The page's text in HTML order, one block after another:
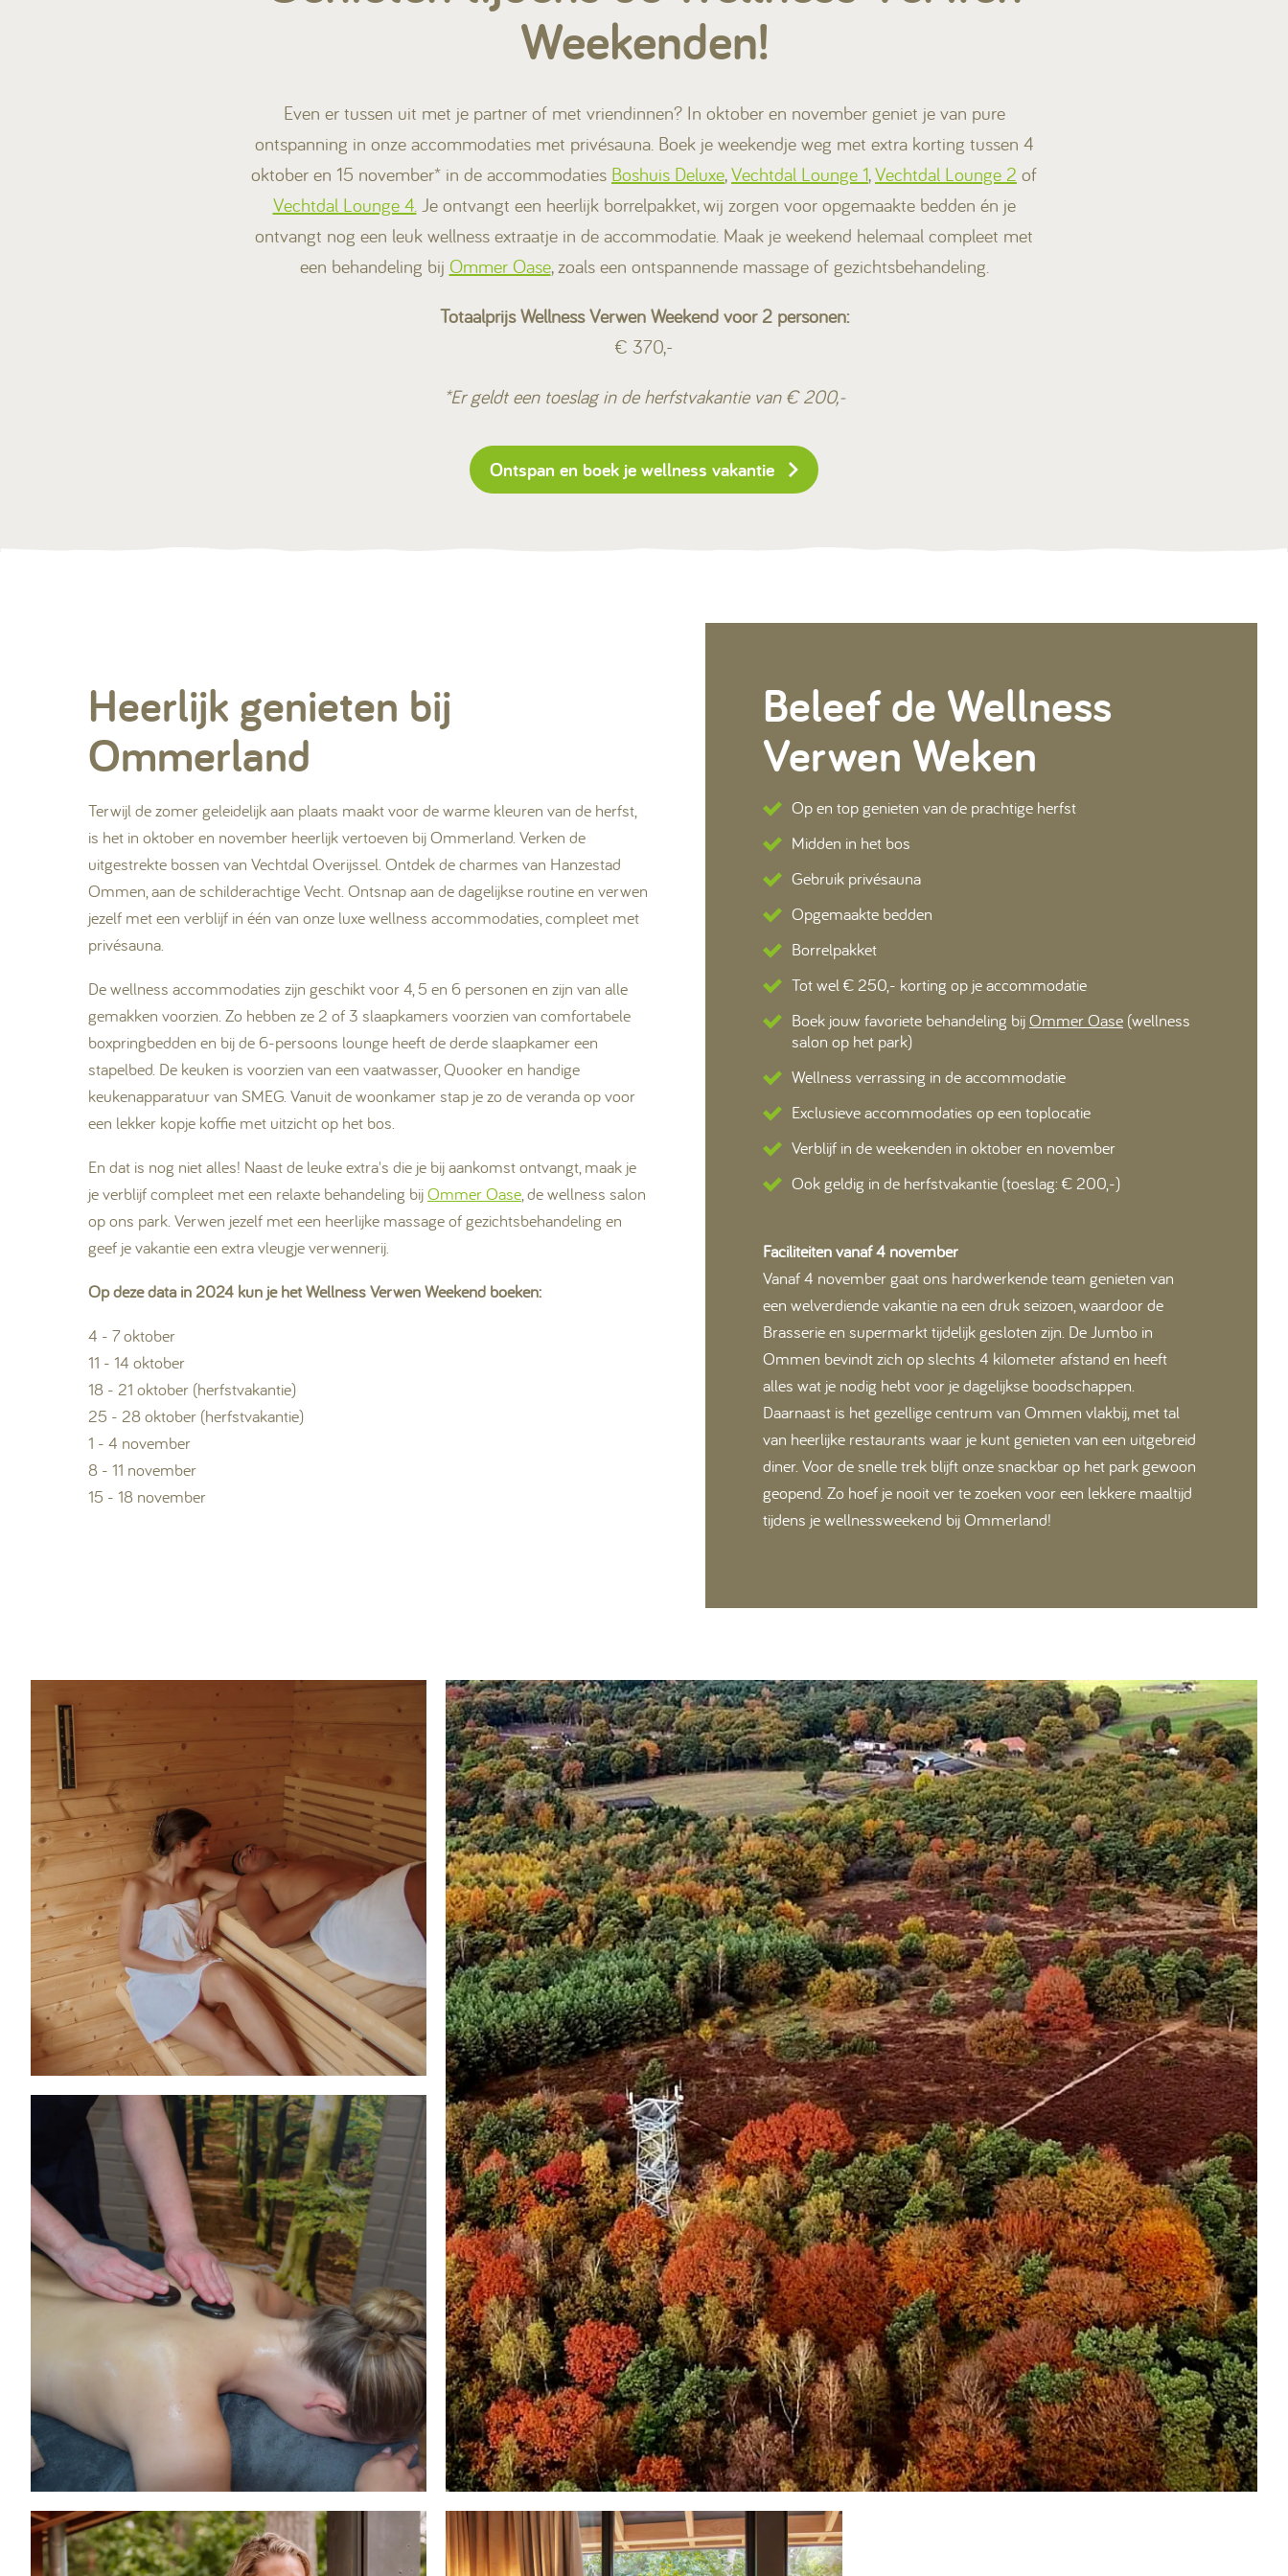
Weekenden!
Even er tussen uit met je partner of met vriendinnen? In oktober en november geniet je van pure
ontspanning in onze accommodaties met privésauna. Boek je weekendje weg met extra korting tussen 4
oktober en 15 november* in de accommodaties Boshuis Deluxe,Vechtdal Lounge 1,Vechtdal Lounge 2 of
Vechtdal Lounge 4.Je ontvangt een heerlijk borrelpakket, wij zorgen voor opgemaakte bedden én je
ontvangt nog een leuk wellness extraatje in de accommodatie. Maak je weekend helemaal compleet met
een behandeling bij Ommer Oase, zoals een ontspannende massage of gezichtsbehandeling.
Totaalprijs Wellness Verwen Weekend voor 2 personen:
€ 370,-
*Er geldt een toeslag in de herfstvakantie van € 200,-
Ontspan en boek je wellness vakantie
Heerlijk genieten bij
Ommerland
Terwijl de zomer geleidelijk aan plaats maakt voor de warme kleuren van de herfst,
is het in oktober en november heerlijk vertoeven bij Ommerland. Verken de
uitgestrekte bossen van Vechtdal Overijssel. Ontdek de charmes van Hanzestad
Ommen, aan de schilderachtige Vecht. Ontsnap aan de dagelijkse routine en verwen
jezelf met een verblijf in één van onze luxe wellness accommodaties, compleet met
privésauna.
De wellness accommodaties zijn geschikt voor 4, 5 en 6 personen en zijn van alle
gemakken voorzien. Zo hebben ze 2 of 3 slaapkamers voorzien van comfortabele
boxpringbedden en bij de 6-persoons lounge heeft de derde slaapkamer een
stapelbed. De keuken is voorzien van een vaatwasser, Quooker en handige
keukenapparatuur van SMEG. Vanuit de woonkamer stap je zo de veranda op voor
een lekker kopje koffie met uitzicht op het bos.
En dat is nog niet alles! Naast de leuke extra's die je bij aankomst ontvangt, maak je
je verblijf compleet met een relaxte behandeling bijOmmer Oase, de wellness salon
op ons park. Verwen jezelf met een heerlijke massage of gezichtsbehandeling en
geef je vakantie een extra vleugje verwennerij.
Op deze data in 2024 kun je het Wellness Verwen Weekend boeken:
4 - 7 oktober
11 - 14 oktober
18 - 21 oktober (herfstvakantie)
25 - 28 oktober (herfstvakantie)
1 - 4 november
8 - 11 november
15 - 18 november
Beleef de Wellness
Verwen Weken
Op en top genieten van de prachtige herfst
Midden in het bos
Gebruik privésauna
Opgemaakte bedden
Borrelpakket
Tot wel € 250,- korting op je accommodatie
Boek jouw favoriete behandeling bijOmmer Oase (wellness
salon op het park)
Wellness verrassing in de accommodatie
Exclusieve accommodaties op een toplocatie
Verblijf in de weekenden in oktober en november
Ook geldig in de herfstvakantie (toeslag: € 200,-)
Faciliteiten vanaf 4 november
Vanaf 4 november gaat ons hardwerkende team genieten van
een welverdiende vakantie na een druk seizoen, waardoor de
Brasserie en supermarkt tijdelijk gesloten zijn. De Jumbo in
Ommen bevindt zich op slechts 4 kilometer afstand en heeft
alles wat je nodig hebt voor je dagelijkse boodschappen.
Daarnaast is het gezellige centrum van Ommen vlakbij, met tal
van heerlijke restaurants waar je kunt genieten van een uitgebreid
diner. Voor de snelle trek blijft onze snackbar op het park gewoon
geopend. Zo hoef je nooit ver te zoeken voor een lekkere maaltijd
tijdens je wellnessweekend bij Ommerland!